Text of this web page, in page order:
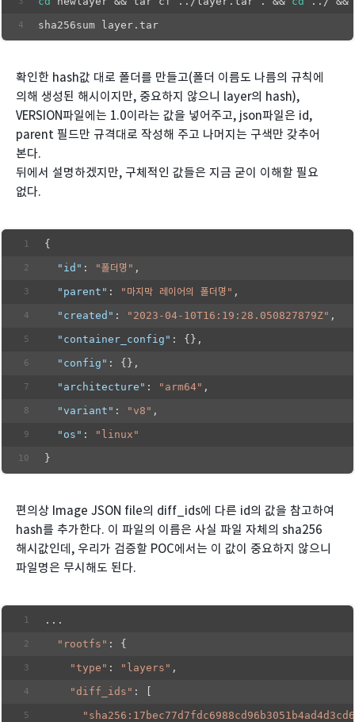
sha256sum layer.tar
확인한 hash값 대로 폴더를 만들고(폴더 이름도 나름의 규칙에
의해 생성된 해시이지만, 중요하지 않으니 layer의 hash),
VERSION파일에는 1.0이라는 값을 넣어주고, json파일은 id,
parent 필드만 규격대로 작성해 주고 나머지는 구색만 갖추어
본다.
뒤에서 설명하겠지만, 구체적인 값들은 지금 굳이 이해할 필요
없다.
{
"id" : "폴더명" ,
"parent" : "마지막 레이어의 폴더명" ,
"created" : "2023-04-10T16:19:28.050827879Z" ,
"container_config" : {},
"config" : {},
"architecture" : "arm64" ,
"variant" : "v8" ,
"os" :
"linux"
}
편의상 Image JSON file의 diff_ids에 다른 id의 값을 참고하여
hash를 추가한다. 이 파일의 이름은 사실 파일 자체의 sha256
해시값인데, 우리가 검증할 POC에서는 이 값이 중요하지 않으니
파일명은 무시해도 된다.
...
"rootfs" : {
"type" : "layers" ,
"diff_ids" : [